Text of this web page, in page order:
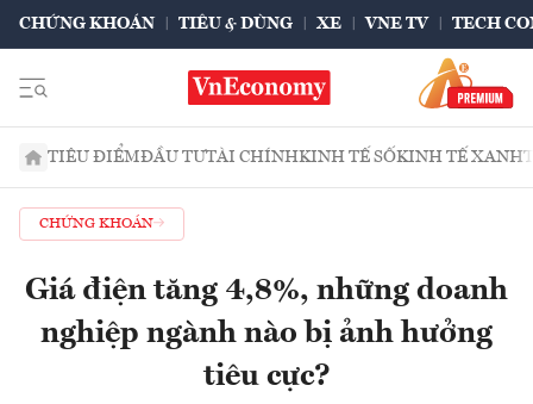
CHỨNG KHOÁN TIÊU & DÙNG XE VNE TV TECH
TIÊU ĐIỂMĐẦU TƯTÀI CHÍNHKINH TẾ SỐKINH TẾ XANH
CHỨNG KHOÁN
Giá điện tăng 4,8%, những doanh
nghiệp ngành nào bị ảnh hưởng
tiêu cực?